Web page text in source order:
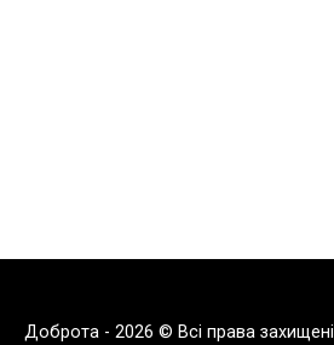
Доброта - 2026 © Всі права